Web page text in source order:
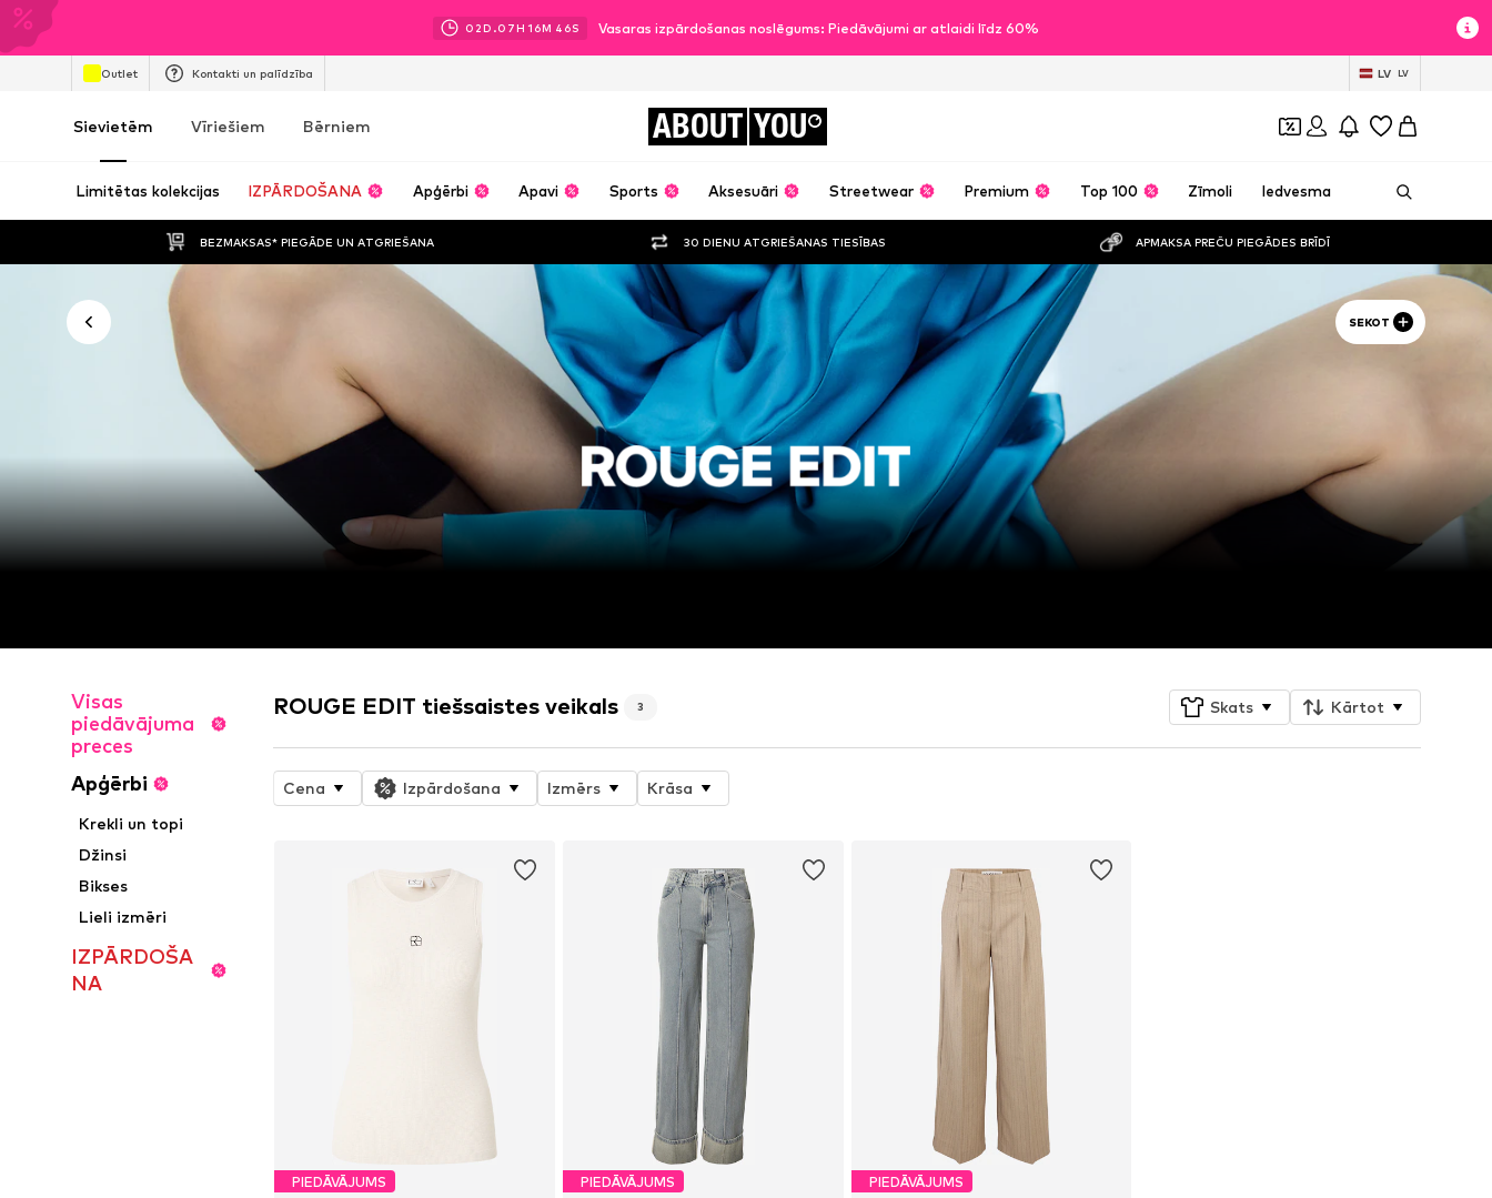
02D.07H 16M 45S Vasaras izpārdošanas noslēgums: Piedāvājumi ar atlaidi līdz 60%
Outlet Kontakti un palīdzība LV LV
Sievietēm Vīriešiem Bērniem ABOUT YOU
Limitētas kolekcijas IZPĀRDOŠANA Apģērbi Apavi Sports Aksesuāri Streetwear Premium Top 100 Zīmoli Iedvesma
BEZMAKSAS* PIEGĀDE UN ATGRIEŠANA 30 DIENU ATGRIEŠANAS TIESĪBAS APMAKSA PREČU PIEGĀDES BRĪDĪ
SEKOT
Visas
piedāvājuma
preces
Apģērbi
Krekli un topi
Džinsi
Bikses
Lieli izmēri
IZPĀRDOŠA
NA
ROUGE EDIT tiešsaistes veikals 3 Skats Kārtot
Cena Izpārdošana Izmērs Krāsa
PIEDĀVĀJUMS PIEDĀVĀJUMS PIEDĀVĀJUMS